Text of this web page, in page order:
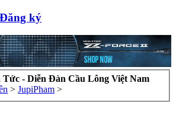
ký
- Diễn Đàn Cầu Lông Việt Nam
> JupiPham >